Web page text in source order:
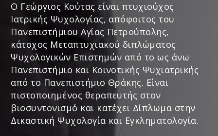
Ο Γεώργιος Κούτας είναι πτυχιούχος
Ιατρικής Ψυχολογίας, απόφοιτος του
Πανεπιστήμιου Αγίας Πετρούπολης,
κάτοχος Μεταπτυχιακού διπλώματος
Ψυχολογικών Επιστημών από το ως άνω
Πανεπιστήμιο και Κοινοτικής Ψυχιατρικής
από το Πανεπιστήμιο Θράκης. Είναι
πιστοποιημένος θεραπευτής στον
βιοσυντονισμό και κατέχει Δίπλωμα στην
Δικαστική Ψυχολογία και Εγκληματολογία.